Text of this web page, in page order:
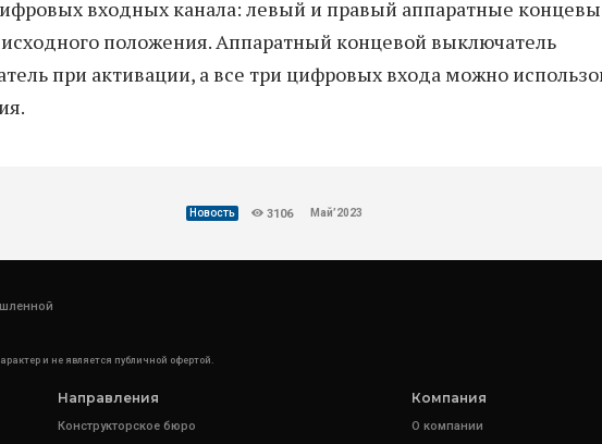
входных канала: левый и правый аппаратные
положения. Аппаратный концевой выключатель
при активации, а все три цифровых входа можно
Новость 3106 Май’2023
и не является публичной офертой.
Направления
Конструкторское бюро
Компания
О компании